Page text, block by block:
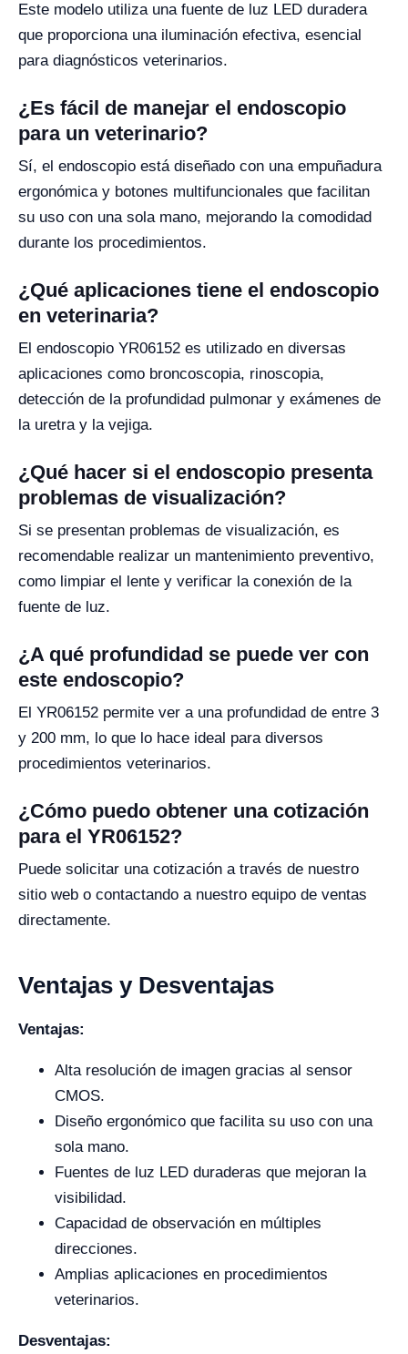
Este modelo utiliza una fuente de luz LED duradera
que proporciona una iluminación efectiva, esencial
para diagnósticos veterinarios.
¿Es fácil de manejar el endoscopio
para un veterinario?
Sí, el endoscopio está diseñado con una empuñadura
ergonómica y botones multifuncionales que facilitan
su uso con una sola mano, mejorando la comodidad
durante los procedimientos.
¿Qué aplicaciones tiene el endoscopio
en veterinaria?
El endoscopio YR06152 es utilizado en diversas
aplicaciones como broncoscopia, rinoscopia,
detección de la profundidad pulmonar y exámenes de
la uretra y la vejiga.
¿Qué hacer si el endoscopio presenta
problemas de visualización?
Si se presentan problemas de visualización, es
recomendable realizar un mantenimiento preventivo,
como limpiar el lente y verificar la conexión de la
fuente de luz.
¿A qué profundidad se puede ver con
este endoscopio?
El YR06152 permite ver a una profundidad de entre 3
y 200 mm, lo que lo hace ideal para diversos
procedimientos veterinarios.
¿Cómo puedo obtener una cotización
para el YR06152?
Puede solicitar una cotización a través de nuestro
sitio web o contactando a nuestro equipo de ventas
directamente.
Ventajas y Desventajas
Ventajas:
Alta resolución de imagen gracias al sensor
CMOS.
Diseño ergonómico que facilita su uso con una
sola mano.
Fuentes de luz LED duraderas que mejoran la
visibilidad.
Capacidad de observación en múltiples
direcciones.
Amplias aplicaciones en procedimientos
veterinarios.
Desventajas: